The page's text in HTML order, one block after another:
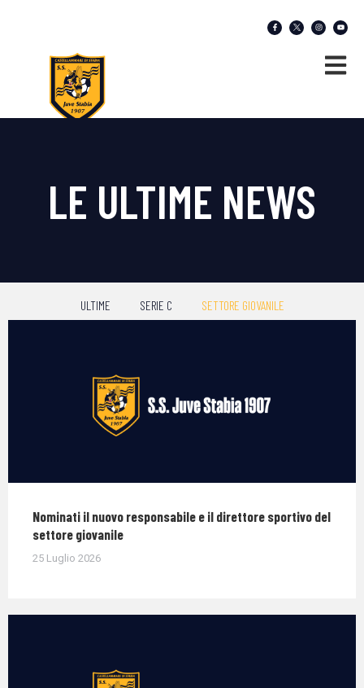
LE ULTIME NEWS
ULTIME SERIE C SETTORE GIOVANILE
Nominati il nuovo responsabile e il direttore sportivo del
settore giovanile
25 Luglio 2026